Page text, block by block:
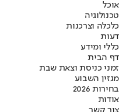
אוכל
טכנולוגיה
כלכלה וצרכנות
דעות
כללי ומידע
דף הבית
זמני כניסת וצאת שבת
מגזין השבוע
בחירות 2026
אודות